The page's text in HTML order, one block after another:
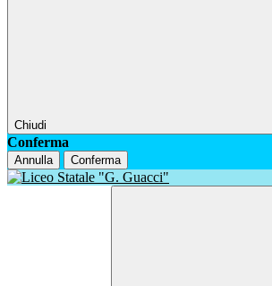
Chiudi
Conferma
Annulla Conferma